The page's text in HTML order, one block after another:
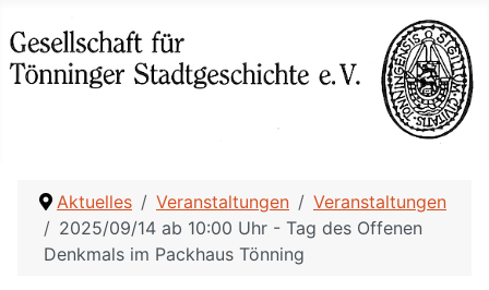
Aktuelles Veranstaltungen
Veranstaltungen
2025/09/14 ab 10:00 Uhr - Tag des Offenen
Denkmals im Packhaus Tönning